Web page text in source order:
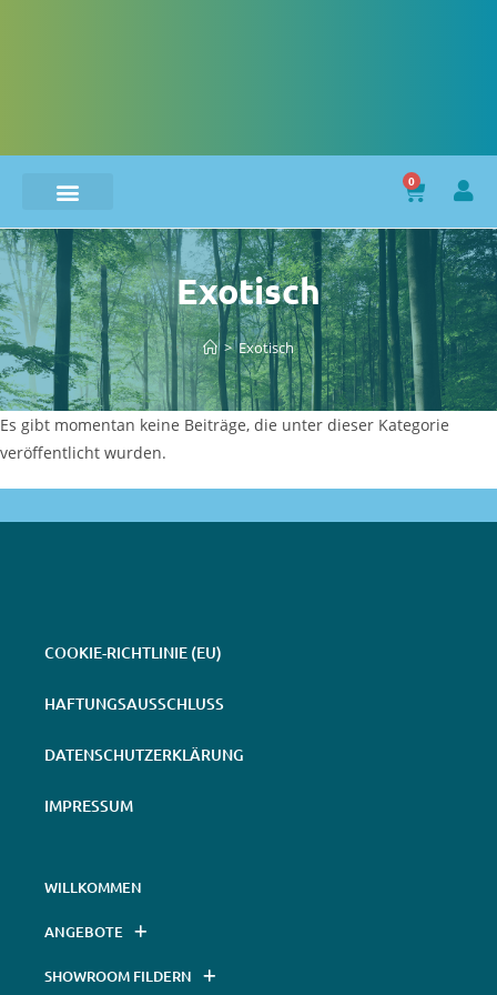
0
Exotisch
> Exotisch
Es gibt momentan keine Beiträge, die unter dieser Kategorie
veröffentlicht wurden.
COOKIE-RICHTLINIE (EU)
HAFTUNGSAUSSCHLUSS
DATENSCHUTZERKLÄRUNG
IMPRESSUM
WILLKOMMEN
ANGEBOTE
SHOWROOM FILDERN